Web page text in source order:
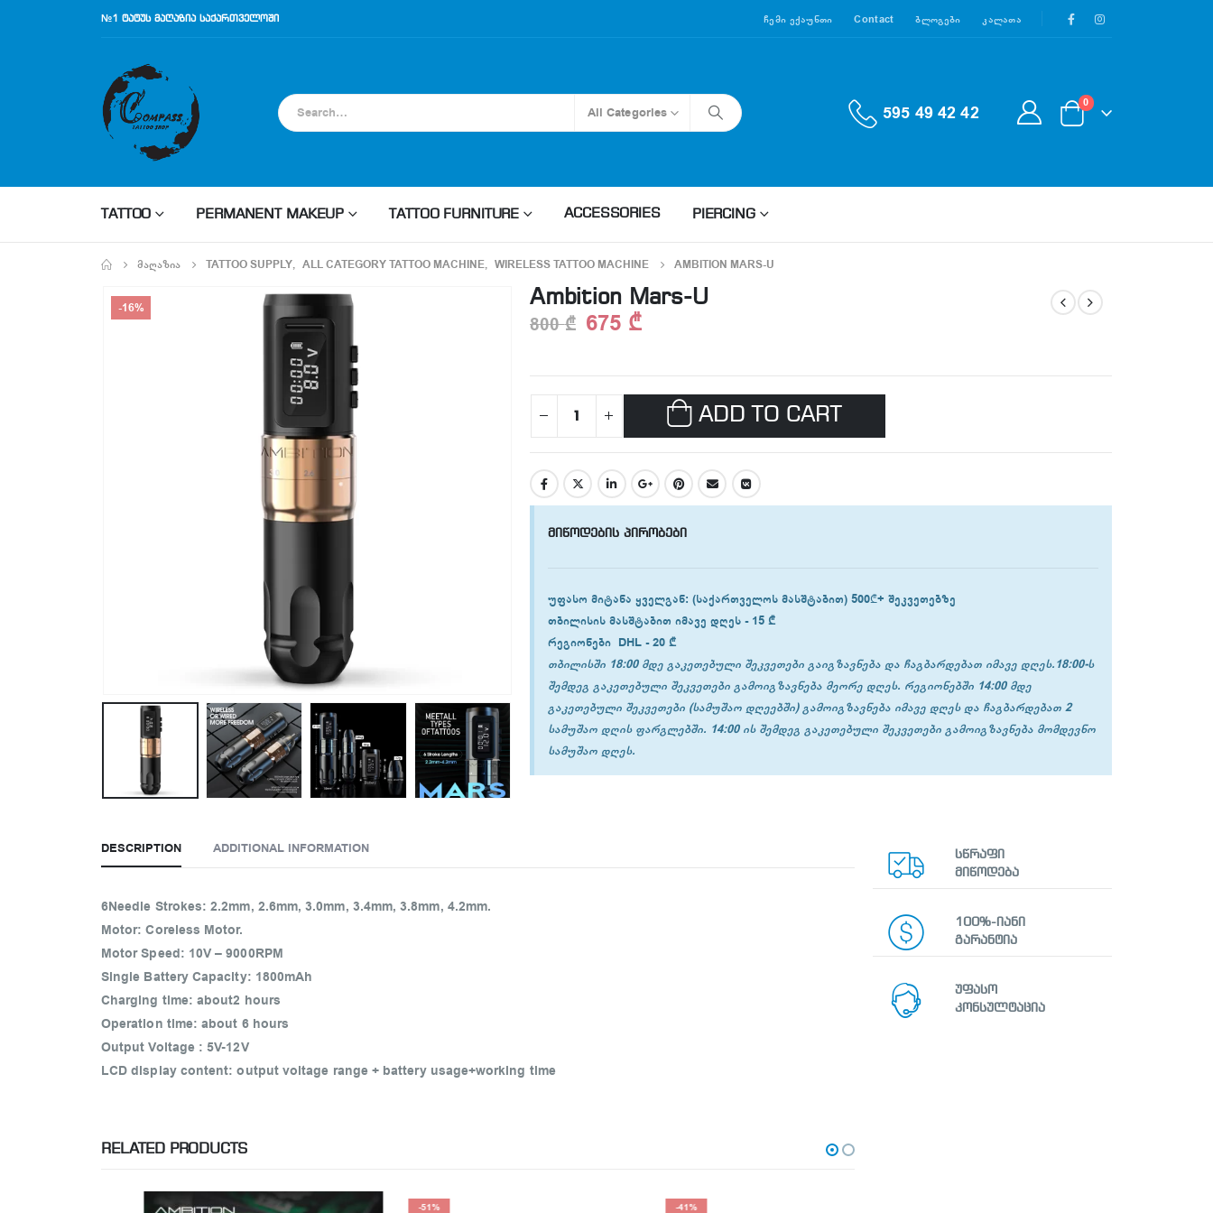
№1 ტატუს მაღაზია საქართველოში Ჩემი Ექაუნთი Contact Ბლოგები Კალათა
All Categories 595 49 42 42 0
TATTOO PERMANENT MAKEUP TATTOO FURNITURE ACCESSORIES PIERCING
ᲛᲐᲦᲐᲖᲘᲐ TATTOO SUPPLY, ALL CATEGORY TATTOO MACHINE, WIRELESS TATTOO MACHINE AMBITION MARS-U
-16% Ambition Mars-U
800₾ 675 ₾
ADD TO CART
მიწოდების პირობები
უფასო მიტანა ყველგან: (საქართველოს მასშტაბით) 500₾+ შეკვეთებზე
თბილისისმასშტაბით იმავე დღეს -15 ₾
რეგიონებიDHL -20 ₾
თბილისში 18:00 მდე გაკეთებული შეკვეთები გაიგზავნება და ჩაგბარდებათ იმავე დღეს.18:00-ს
შემდეგ გაკეთებული შეკვეთები გამოიგზავნება მეორე დღეს. რეგიონებში 14:00 მდე
გაკეთებული შეკვეთები (სამუშაო დღეებში) გამოიგზავნება იმავე დღეს და ჩაგბარდებათ 2
სამუშაო დღის ფარგლებში. 14:00 ის შემდეგ გაკეთებული შეკვეთები გამოიგზავნება მომდევნო
სამუშაო დღეს.
DESCRIPTION ADDITIONAL INFORMATION
6Needle Strokes: 2.2mm, 2.6mm, 3.0mm, 3.4mm, 3.8mm, 4.2mm.
Motor: Coreless Motor.
Motor Speed: 10V – 9000RPM
Single Battery Capacity: 1800mAh
Charging time: about2 hours
Operation time: about 6 hours
Output Voltage : 5V-12V
LCD display content: output voltage range + battery usage+working time
RELATED PRODUCTS
სწრაფი
მიწოდება
100%-იანი
გარანტია
უფასო
კონსულტაცია